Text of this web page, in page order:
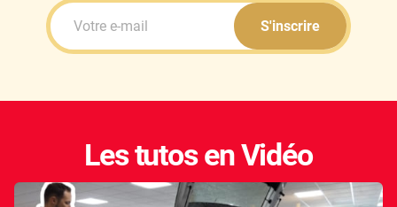
Ineos
Infiniti
Jaguar
S'inscrire
Les tutos en Vidéo